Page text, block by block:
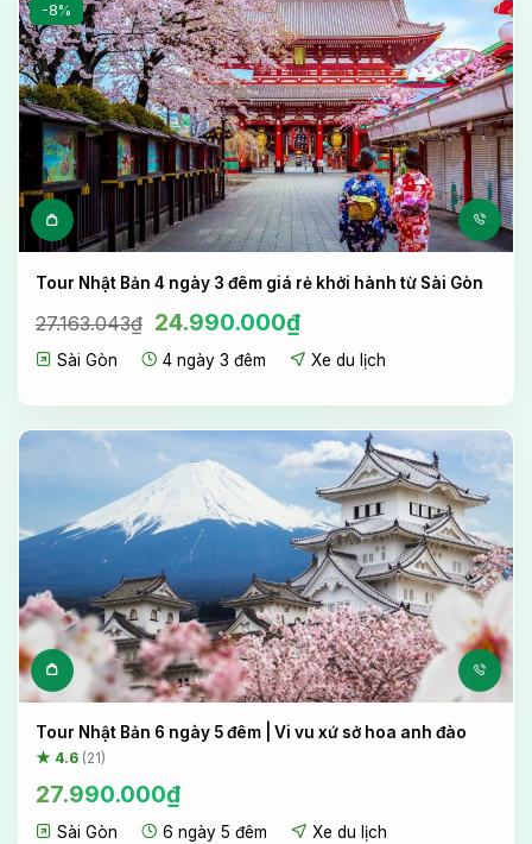
-8%
Tour Nhật Bản 4 ngày 3 đêm giá rẻ khởi hành từ Sài Gòn
27.163.043₫ Giá
là:
24.990.000₫Giá
hiện
tại
24.990.000₫.
Sài Gòn 4 ngày 3 đêm Xe du lịch
Tour Nhật Bản 6 ngày 5 đêm | Vi vu xứ sở hoa anh đào
★ 4.6 (21)
27.990.000₫
Sài Gòn 6 ngày 5 đêm Xe du lịch